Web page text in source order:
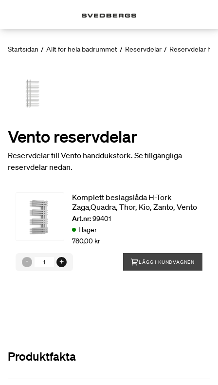
Startsidan / Allt för hela badrummet / Reservdelar / Reservdelar
Vento reservdelar
Reservdelar till Vento handdukstork. Se tillgängliga
reservdelar nedan.
Komplett beslagslåda H-Tork
Zaga,Quadra, Thor, Kio, Zanto, Vento
Art.nr:99401
I lager
780,00 kr
LÄGG I KUNDVAGNEN
Produktfakta